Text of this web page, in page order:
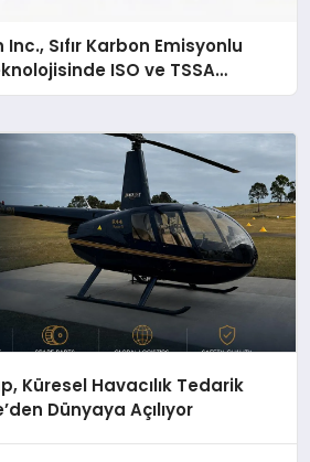
Sıfır Karbon Emisyonlu
ISO ve TSSA
Aldı
Küresel Havacılık Tedarik
Dünyaya Açılıyor